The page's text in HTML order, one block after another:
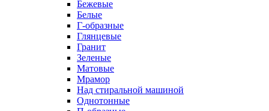
Бежевые
Белые
Г-образные
Глянцевые
Гранит
Зеленые
Матовые
Мрамор
Над стиральной машиной
Однотонные